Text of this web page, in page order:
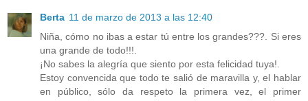
Berta 11 de marzo de 2013 a las 12:40
Niña, cómo no ibas a estar tú entre los grandes???. Si eres
una grande de todo!!!.
¡No sabes la alegría que siento por esta felicidad tuya!.
Estoy convencida que todo te salió de maravilla y, el hablar
en público, sólo da respeto la primera vez, el primer